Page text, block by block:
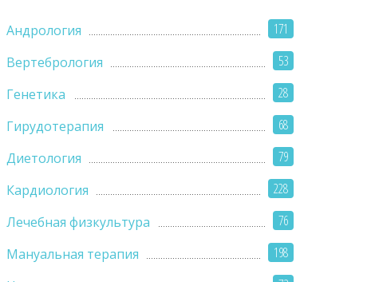
171
Андрология
53
Вертебрология
28
Генетика
68
Гирудотерапия
79
Диетология
228
Кардиология
76
Лечебная физкультура
198
Мануальная терапия